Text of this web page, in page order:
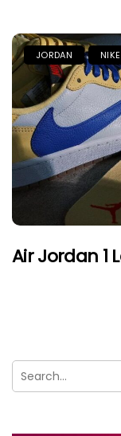
JORDAN NIKE
Air Jordan 1